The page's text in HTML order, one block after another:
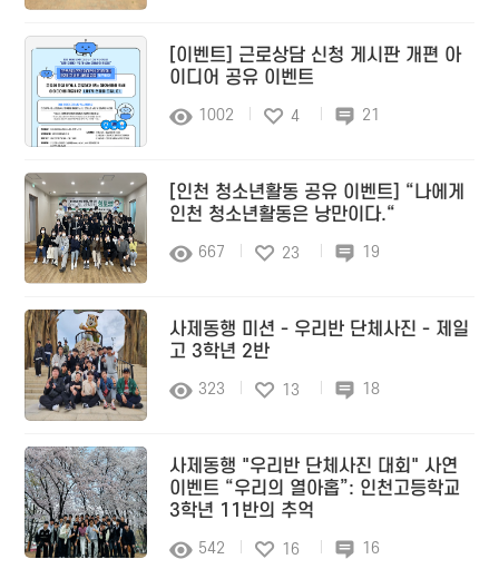
[이벤트] 근로상담 신청 게시판 개편 아
이디어 공유 이벤트
1002 4 21
[인천 청소년활동 공유 이벤트] “나에게
인천 청소년활동은 낭만이다.“
667 23 19
사제동행 미션 - 우리반 단체사진 - 제일
고 3학년 2반
323 13 18
사제동행 "우리반 단체사진 대회" 사연
이벤트 “우리의 열아홉”: 인천고등학교
3학년 11반의 추억
542 16 16